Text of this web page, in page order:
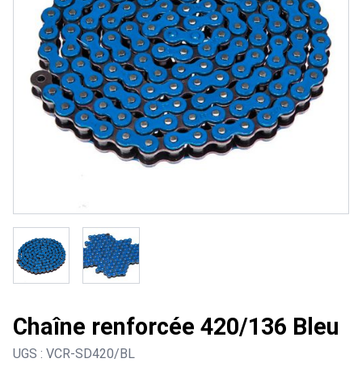
Chaîne renforcée 420/136 Bleu
UGS : VCR-SD420/BL